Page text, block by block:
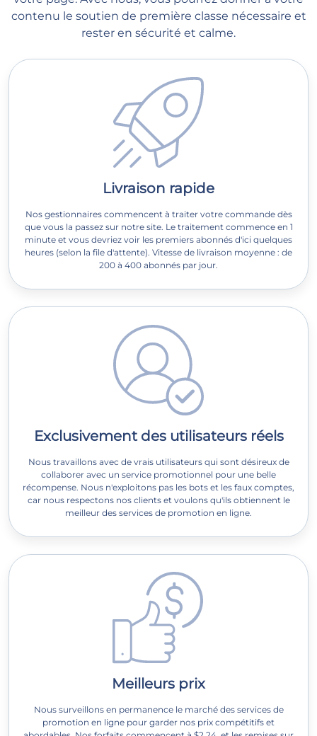
contenu le soutien de première classe nécessaire et
rester en sécurité et calme.
Livraison rapide
Nos gestionnaires commencent à traiter votre commande dès
que vous la passez sur notre site. Le traitement commence en 1
minute et vous devriez voir les premiers abonnés d'ici quelques
heures (selon la file d'attente). Vitesse de livraison moyenne : de
200 à 400 abonnés par jour.
Exclusivement des utilisateurs réels
Nous travaillons avec de vrais utilisateurs qui sont désireux de
collaborer avec un service promotionnel pour une belle
récompense. Nous n'exploitons pas les bots et les faux comptes,
car nous respectons nos clients et voulons qu'ils obtiennent le
meilleur des services de promotion en ligne.
Meilleurs prix
Nous surveillons en permanence le marché des services de
promotion en ligne pour garder nos prix compétitifs et